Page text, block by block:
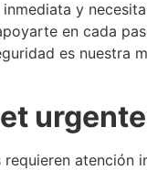
y
en cada
es nuestra
atención